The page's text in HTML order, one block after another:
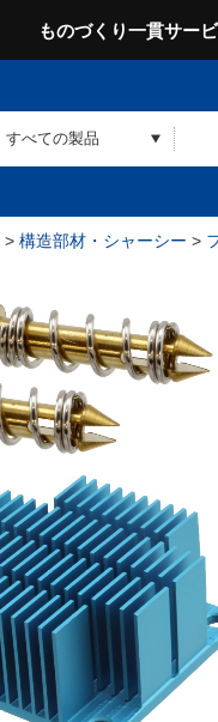
ものづくり一貫サー
> 構造部材・シャーシー >